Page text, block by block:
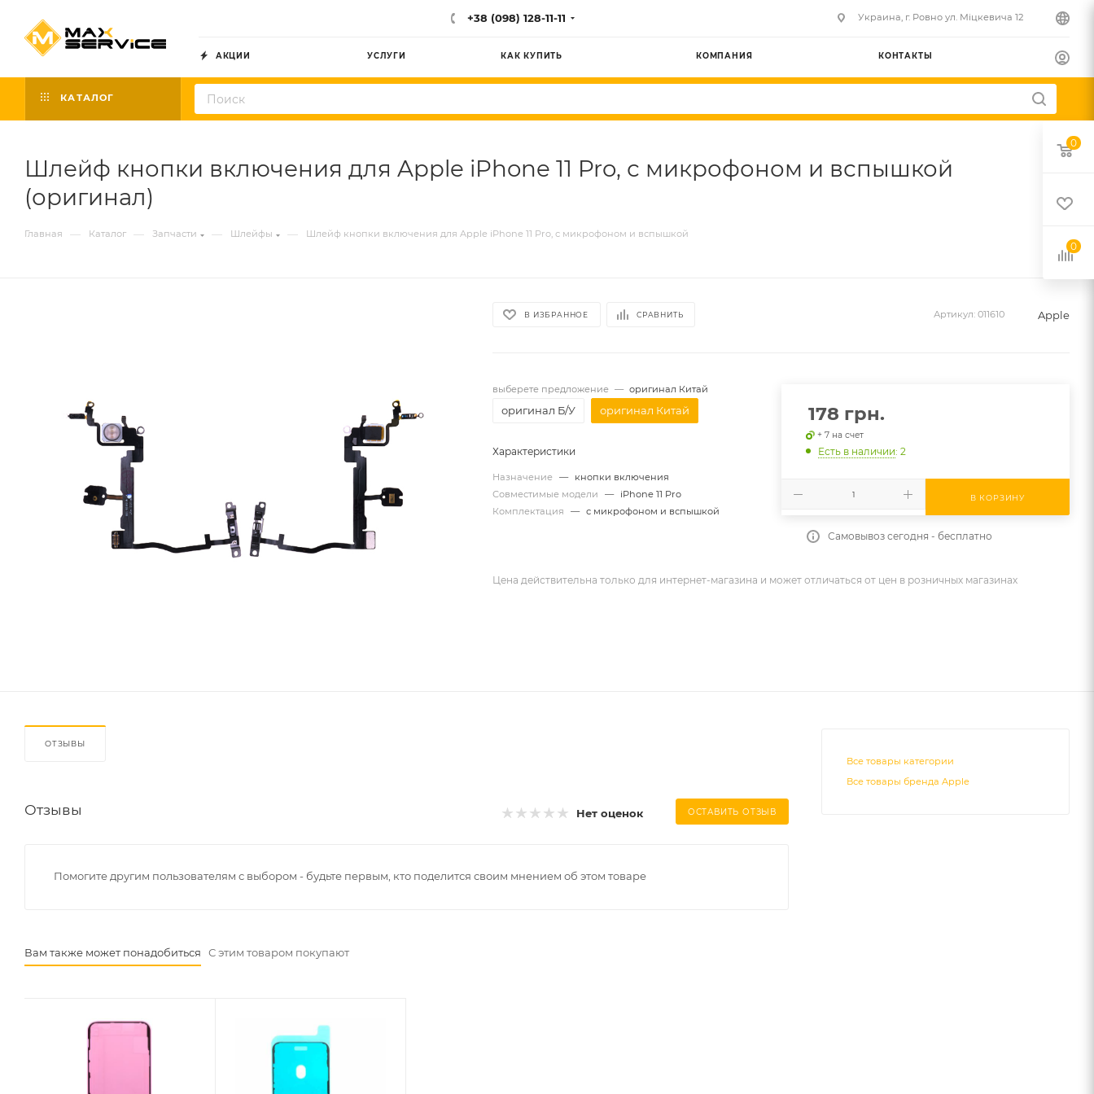
+38 (098) 128-11-11 Украина, г. Ровно ул. Міцкевича 12
АКЦИИ УСЛУГИ КАК КУПИТЬ КОМПАНИЯ КОНТАКТЫ
КАТАЛОГ
Шлейф кнопки включения для Apple iPhone 11 Pro, с микрофоном и вспышкой
(оригинал)
Главная — Каталог — Запчасти — Шлейфы — Шлейф кнопки включения для Apple iPhone 11 Pro, с микрофоном и вспышкой
В ИЗБРАННОЕ СРАВНИТЬ Артикул: 011610 Apple
выберете предложение — оригинал Китай
оригинал Б/У оригинал Китай
Характеристики
Назначение —
кнопки включения
Совместимые модели
—
iPhone 11 Pro
Комплектация
— с микрофоном и вспышкой
178 грн.
+ 7 на счет
Есть в наличии: 2
В КОРЗИНУ
Самовывоз сегодня - бесплатно
Цена действительна только для интернет-магазина и может отличаться от цен в розничных магазинах
ОТЗЫВЫ
Отзывы Нет оценок ОСТАВИТЬ ОТЗЫВ
Помогите другим пользователям с выбором - будьте первым, кто поделится своим мнением об этом товаре
Вам также может понадобиться С этим товаром покупают
Все товары категории
Все товары бренда Apple
0
0